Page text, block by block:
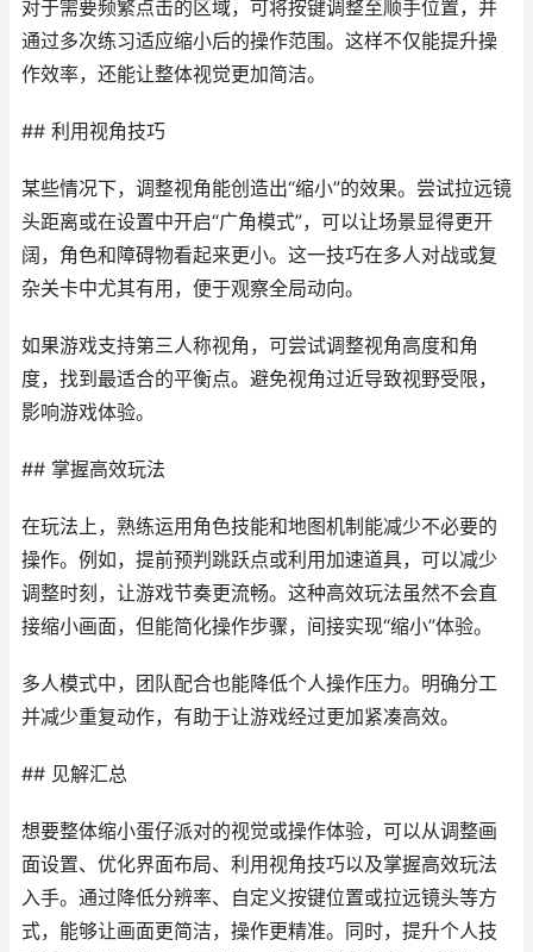
对于需要频繁点击的区域，可将按键调整至顺手位置，并
通过多次练习适应缩小后的操作范围。这样不仅能提升操
作效率，还能让整体视觉更加简洁。
## 利用视角技巧
某些情况下，调整视角能创造出“缩小”的效果。尝试拉远镜
头距离或在设置中开启“广角模式”，可以让场景显得更开
阔，角色和障碍物看起来更小。这一技巧在多人对战或复
杂关卡中尤其有用，便于观察全局动向。
如果游戏支持第三人称视角，可尝试调整视角高度和角
度，找到最适合的平衡点。避免视角过近导致视野受限，
影响游戏体验。
## 掌握高效玩法
在玩法上，熟练运用角色技能和地图机制能减少不必要的
操作。例如，提前预判跳跃点或利用加速道具，可以减少
调整时刻，让游戏节奏更流畅。这种高效玩法虽然不会直
接缩小画面，但能简化操作步骤，间接实现“缩小”体验。
多人模式中，团队配合也能降低个人操作压力。明确分工
并减少重复动作，有助于让游戏经过更加紧凑高效。
## 见解汇总
想要整体缩小蛋仔派对的视觉或操作体验，可以从调整画
面设置、优化界面布局、利用视角技巧以及掌握高效玩法
入手。通过降低分辨率、自定义按键位置或拉远镜头等方
式，能够让画面更简洁，操作更精准。同时，提升个人技